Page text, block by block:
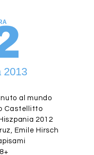
2013
al mundo
Castellitto
2012
Emile Hirsch